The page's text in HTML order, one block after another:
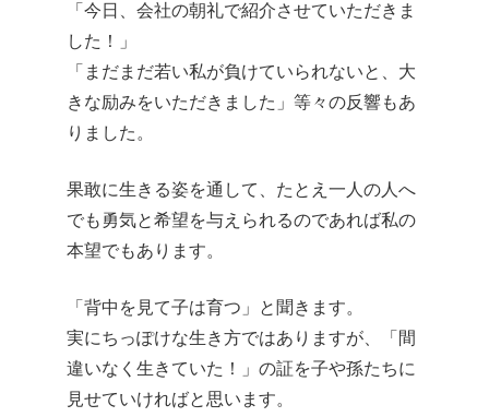
「今日、会社の朝礼で紹介させていただきま
した！」
「まだまだ若い私が負けていられないと、大
きな励みをいただきました」等々の反響もあ
りました。
果敢に生きる姿を通して、たとえ一人の人へ
でも勇気と希望を与えられるのであれば私の
本望でもあります。
「背中を見て子は育つ」と聞きます。
実にちっぽけな生き方ではありますが、「間
違いなく生きていた！」の証を子や孫たちに
見せていければと思います。